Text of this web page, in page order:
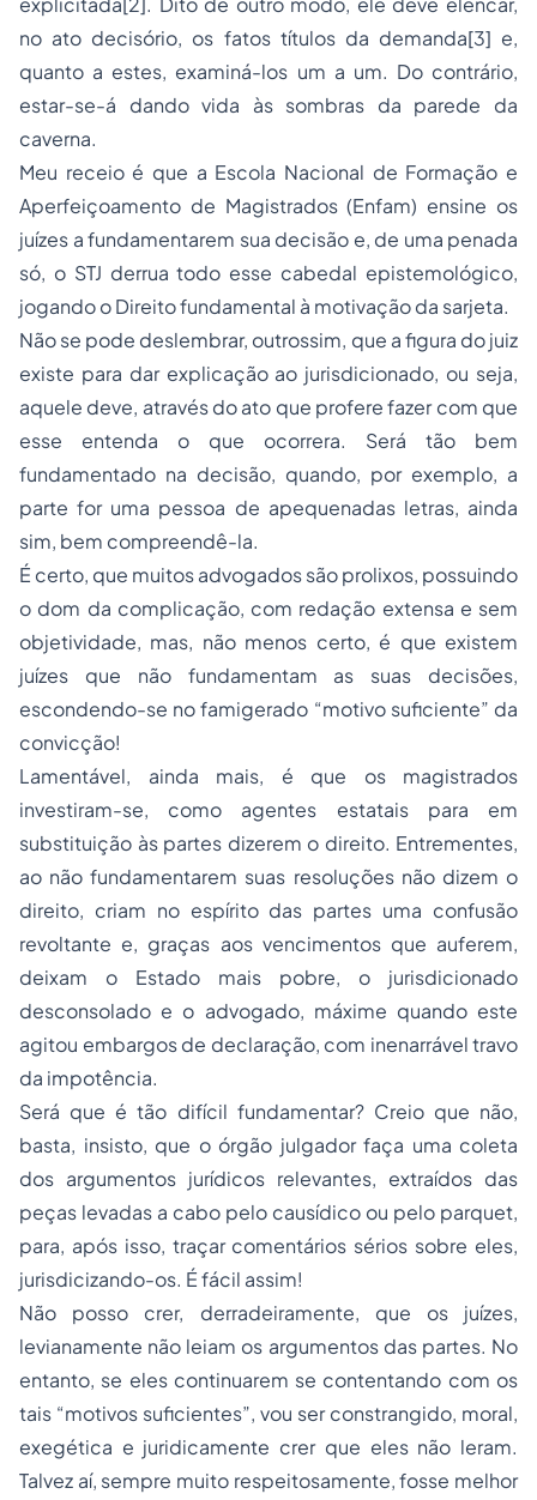
no ato decisório, os fatos títulos da demanda[3] e,
quanto a estes, examiná-los um a um. Do contrário,
estar-se-á dando vida às sombras da parede da
caverna.
Meu receio é que a Escola Nacional de Formação e
Aperfeiçoamento de Magistrados (Enfam) ensine os
juízes a fundamentarem sua decisão e, de uma penada
só, o STJ derrua todo esse cabedal epistemológico,
jogando o Direito fundamental à motivação da sarjeta.
Não se pode deslembrar, outrossim, que a figura do juiz
existe para dar explicação ao jurisdicionado, ou seja,
aquele deve, através do ato que profere fazer com que
esse entenda o que ocorrera. Será tão bem
fundamentado na decisão, quando, por exemplo, a
parte for uma pessoa de apequenadas letras, ainda
sim, bem compreendê-la.
É certo, que muitos advogados são prolixos, possuindo
o dom da complicação, com redação extensa e sem
objetividade, mas, não menos certo, é que existem
juízes que não fundamentam as suas decisões,
escondendo-se no famigerado “motivo suficiente” da
convicção!
Lamentável, ainda mais, é que os magistrados
investiram-se, como agentes estatais para em
substituição às partes dizerem o direito. Entrementes,
ao não fundamentarem suas resoluções não dizem o
direito, criam no espírito das partes uma confusão
revoltante e, graças aos vencimentos que auferem,
deixam o Estado mais pobre, o jurisdicionado
desconsolado e o advogado, máxime quando este
agitou embargos de declaração, com inenarrável travo
da impotência.
Será que é tão difícil fundamentar? Creio que não,
basta, insisto, que o órgão julgador faça uma coleta
dos argumentos jurídicos relevantes, extraídos das
peças levadas a cabo pelo causídico ou pelo parquet,
para, após isso, traçar comentários sérios sobre eles,
jurisdicizando-os. É fácil assim!
Não posso crer, derradeiramente, que os juízes,
levianamente não leiam os argumentos das partes. No
entanto, se eles continuarem se contentando com os
tais “motivos suficientes”, vou ser constrangido, moral,
exegética e juridicamente crer que eles não leram.
Talvez aí, sempre muito respeitosamente, fosse melhor